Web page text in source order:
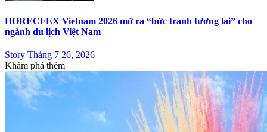
HORECFEX Vietnam 2026 mở ra “bức tranh tương lai” cho
ngành du lịch Việt Nam
Story Tháng 7 26, 2026
Khám phá thêm